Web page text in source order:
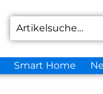
Smart Home